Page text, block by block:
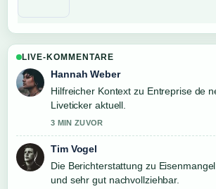
LIVE-KOMMENTARE
Hannah Weber
Hilfreicher Kontext zu Entreprise de
Liveticker aktuell.
3 MIN ZUVOR
Tim Vogel
Die Berichterstattung zu
und sehr gut nachvollziehbar.